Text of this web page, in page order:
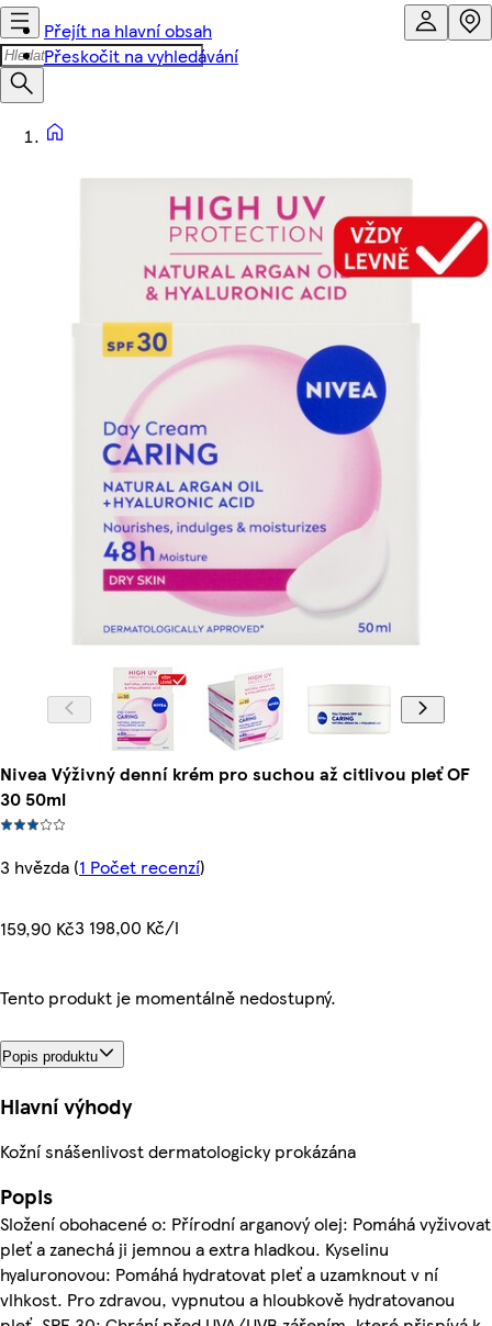
Přejít na hlavní obsah
Přeskočit na vyhledávání
Nivea Výživný denní krém pro suchou až citlivou pleť OF
30 50ml
3 hvězda (1 Počet recenzí)
159,90 Kč3 198,00 Kč/l
Tento produkt je momentálně nedostupný.
Popis produktu
Hlavní výhody
Kožní snášenlivost dermatologicky prokázána
Popis
Složení obohacené o: Přírodní arganový olej: Pomáhá vyživovat
pleť a zanechá ji jemnou a extra hladkou. Kyselinu
hyaluronovou: Pomáhá hydratovat pleť a uzamknout v ní
vlhkost. Pro zdravou, vypnutou a hloubkově hydratovanou